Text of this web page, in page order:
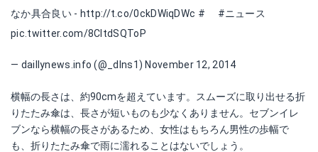
なか具合良い - http://t.co/0ckDWiqDWc # #ニュース
pic.twitter.com/8CltdSQToP
— daillynews.info (@_dlns1) November 12, 2014
横幅の長さは、約90cmを超えています。スムーズに取り出せる折
りたたみ傘は、長さが短いものも少なくありません。セブンイレ
ブンなら横幅の長さがあるため、女性はもちろん男性の歩幅で
も、折りたたみ傘で雨に濡れることはないでしょう。